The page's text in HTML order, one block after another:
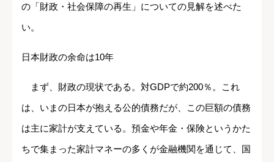
の「財政・社会保障の再生」についての見解を述べた
い。
日本財政の余命は10年
まず、財政の現状である。対GDPで約200％。これ
は、いまの日本が抱える公的債務だが、この巨額の債務
は主に家計が支えている。預金や年金・保険というかた
ちで集まった家計マネーの多くが金融機関を通じて、国